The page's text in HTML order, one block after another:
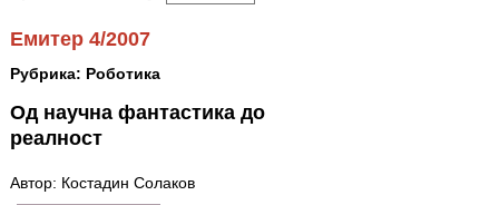
Емитер 4/2007
Рубрика: Роботика
Од научна фантастика до
реалност
Автор: Костадин Солаков